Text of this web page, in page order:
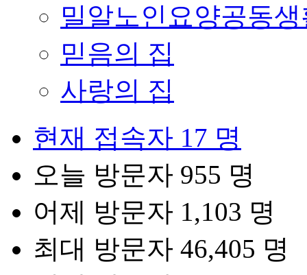
밀알노인요양공동
믿음의 집
사랑의 집
현재 접속자 17 명
오늘 방문자 955 명
어제 방문자 1,103 명
최대 방문자 46,405 명